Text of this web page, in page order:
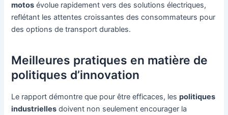
motos évolue rapidement vers des solutions électriques,
reflétant les attentes croissantes des consommateurs pour
des options de transport durables.
Meilleures pratiques en matière de
politiques d’innovation
Le rapport démontre que pour être efficaces, lespolitiques
industrielles doivent non seulement encourager la